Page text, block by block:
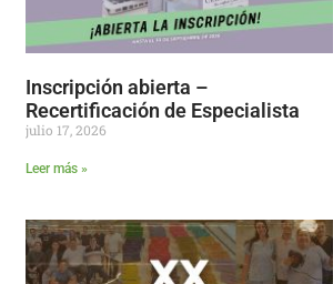
Inscripción abierta –
Recertificación de Especialista
julio 17, 2026
Leer más »